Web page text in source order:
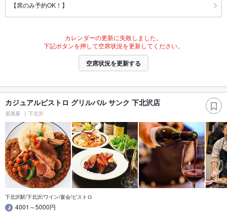
【席のみ予約OK！】
カレンダーの更新に失敗しました。
下記ボタンを押して空席状況を更新してください。
空席状況を更新する
カジュアルビストロ グリルバル サンク 下北沢店
居酒屋 下北沢
下北沢駅/下北沢/ワイン/宴会/ビストロ
4001～5000円